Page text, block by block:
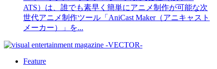
ATS）は、誰でも素早く簡単にアニメ制作が可能な次
世代アニメ制作ツール「AniCast Maker（アニキャスト
メーカー）」を...
Feature